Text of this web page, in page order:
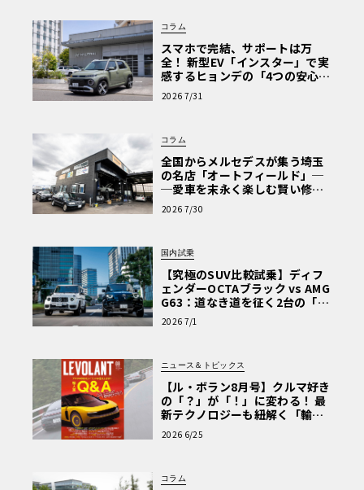
コラム
スマホで完結、サポートは万
全！ 新型EV「インスター」で実
感するヒョンデの「4つの安心」
【第1回・ヒョンデ6つの疑問：
Why? Hyundai?】〈PR〉
2026 7/31
コラム
全国からメルセデスが集う埼玉
の名店「オートフィールド」─
─愛車を末永く楽しむ賢い修理
術と、プロがフックス製オイル
を選ぶ理由〈PR〉
2026 7/30
国内試乗
【究極のSUV比較試乗】ディフ
ェンダーOCTAブラック vs AMG
G63：道なき道を征く2台の「対
極的アプローチ」
2026 7/1
ニュース＆トピックス
【ル・ボラン8月号】クルマ好き
の「？」が「！」に変わる！ 最
新テクノロジーも紐解く「輸入
車Q&A」
2026 6/25
コラム